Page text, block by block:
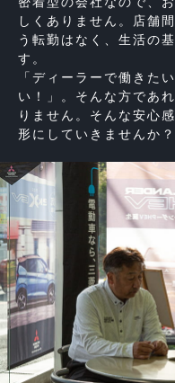
しくありません。店舗
う転勤はなく、生活の
す。
「ディーラーで働きた
い！」。そんな方であ
りません。そんな安心
形にしていきませんか？